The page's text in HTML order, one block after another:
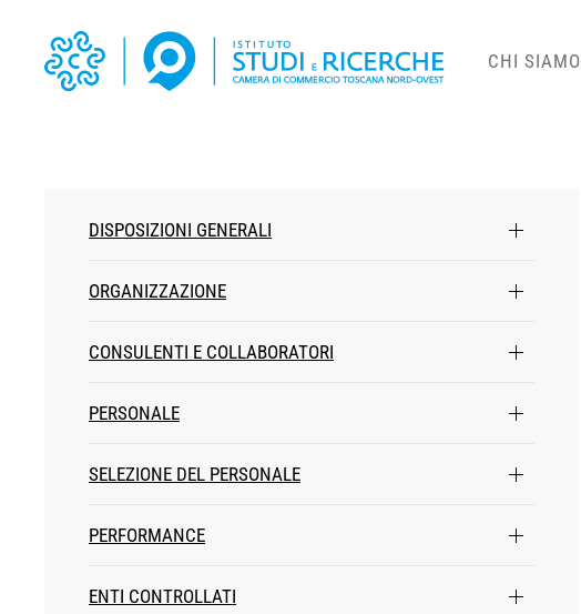
CHI SIAMO
DISPOSIZIONI GENERALI
ORGANIZZAZIONE
CONSULENTI E COLLABORATORI
PERSONALE
SELEZIONE DEL PERSONALE
PERFORMANCE
ENTI CONTROLLATI